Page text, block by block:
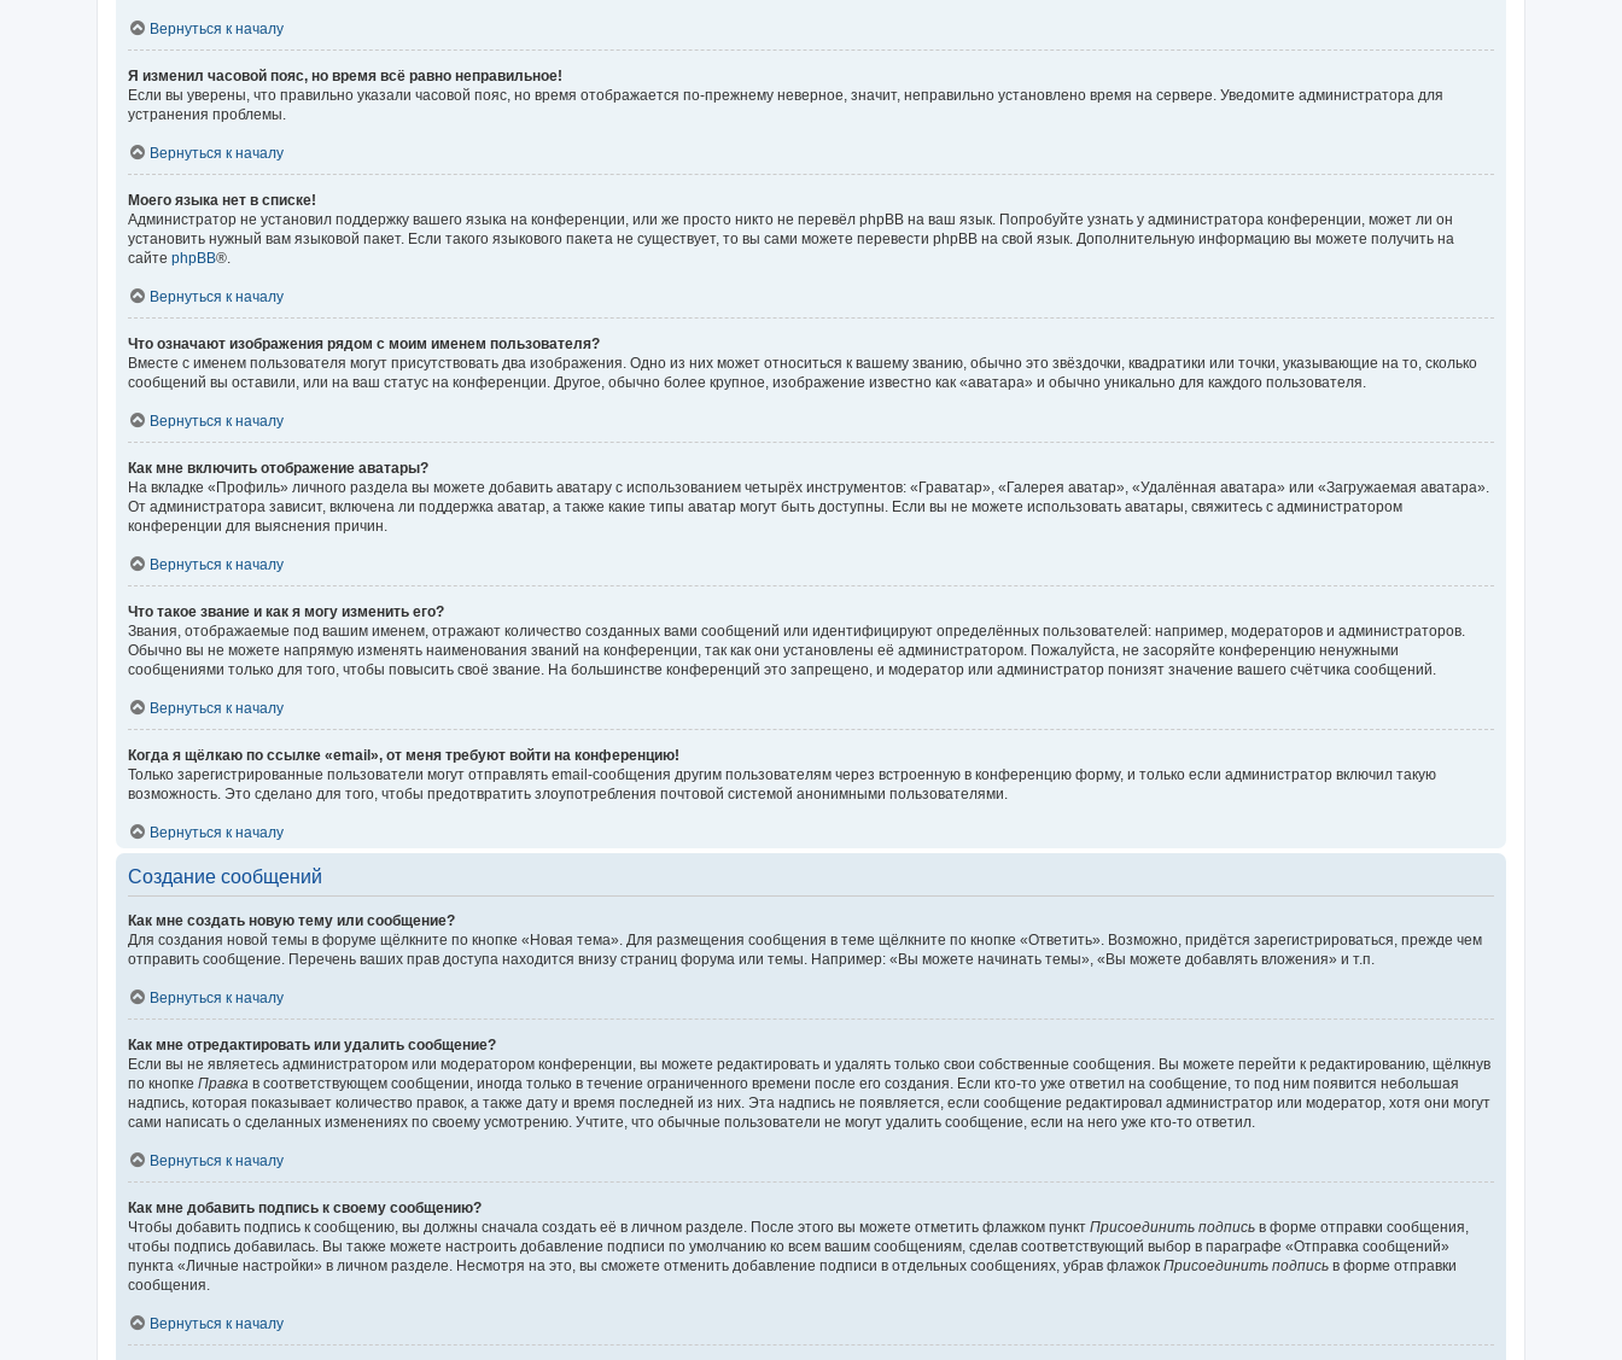
Вернуться к началу
Я изменил часовой пояс, но время всё равно неправильное!
Если вы уверены, что правильно указали часовой пояс, но время отображается по-прежнему неверное, значит, неправильно установлено время на сервере. Уведомите администратора для
устранения проблемы.
Вернуться к началу
Моего языка нет в списке!
Администратор не установил поддержку вашего языка на конференции, или же просто никто не перевёл phpBB на ваш язык. Попробуйте узнать у администратора конференции, может ли он
установить нужный вам языковой пакет. Если такого языкового пакета не существует, то вы сами можете перевести phpBB на свой язык. Дополнительную информацию вы можете получить на
сайте phpBB®.
Вернуться к началу
Что означают изображения рядом с моим именем пользователя?
Вместе с именем пользователя могут присутствовать два изображения. Одно из них может относиться к вашему званию, обычно это звёздочки, квадратики или точки, указывающие на то, сколько
сообщений вы оставили, или на ваш статус на конференции. Другое, обычно более крупное, изображение известно как «аватара» и обычно уникально для каждого пользователя.
Вернуться к началу
Как мне включить отображение аватары?
На вкладке «Профиль» личного раздела вы можете добавить аватару с использованием четырёх инструментов: «Граватар», «Галерея аватар», «Удалённая аватара» или «Загружаемая аватара».
От администратора зависит, включена ли поддержка аватар, а также какие типы аватар могут быть доступны. Если вы не можете использовать аватары, свяжитесь с администратором
конференции для выяснения причин.
Вернуться к началу
Что такое звание и как я могу изменить его?
Звания, отображаемые под вашим именем, отражают количество созданных вами сообщений или идентифицируют определённых пользователей: например, модераторов и администраторов.
Обычно вы не можете напрямую изменять наименования званий на конференции, так как они установлены её администратором. Пожалуйста, не засоряйте конференцию ненужными
сообщениями только для того, чтобы повысить своё звание. На большинстве конференций это запрещено, и модератор или администратор понизят значение вашего счётчика сообщений.
Вернуться к началу
Когда я щёлкаю по ссылке «email», от меня требуют войти на конференцию!
Только зарегистрированные пользователи могут отправлять email-сообщения другим пользователям через встроенную в конференцию форму, и только если администратор включил такую
возможность. Это сделано для того, чтобы предотвратить злоупотребления почтовой системой анонимными пользователями.
Вернуться к началу
Создание сообщений
Как мне создать новую тему или сообщение?
Для создания новой темы в форуме щёлкните по кнопке «Новая тема». Для размещения сообщения в теме щёлкните по кнопке «Ответить». Возможно, придётся зарегистрироваться, прежде чем
отправить сообщение. Перечень ваших прав доступа находится внизу страниц форума или темы. Например: «Вы можете начинать темы», «Вы можете добавлять вложения» и т.п.
Вернуться к началу
Как мне отредактировать или удалить сообщение?
Если вы не являетесь администратором или модератором конференции, вы можете редактировать и удалять только свои собственные сообщения. Вы можете перейти к редактированию, щёлкнув
по кнопке Правка в соответствующем сообщении, иногда только в течение ограниченного времени после его создания. Если кто-то уже ответил на сообщение, то под ним появится небольшая
надпись, которая показывает количество правок, а также дату и время последней из них. Эта надпись не появляется, если сообщение редактировал администратор или модератор, хотя они могут
сами написать о сделанных изменениях по своему усмотрению. Учтите, что обычные пользователи не могут удалить сообщение, если на него уже кто-то ответил.
Вернуться к началу
Как мне добавить подпись к своему сообщению?
Чтобы добавить подпись к сообщению, вы должны сначала создать её в личном разделе. После этого вы можете отметить флажком пункт Присоединить подпись в форме отправки сообщения,
чтобы подпись добавилась. Вы также можете настроить добавление подписи по умолчанию ко всем вашим сообщениям, сделав соответствующий выбор в параграфе «Отправка сообщений»
пункта «Личные настройки» в личном разделе. Несмотря на это, вы сможете отменить добавление подписи в отдельных сообщениях, убрав флажок Присоединить подпись в форме отправки
сообщения.
Вернуться к началу